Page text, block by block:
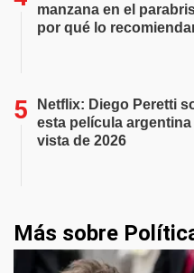
manzana en el
por qué lo
Netflix: Diego Peretti
esta película
vista de 2026
Más sobre